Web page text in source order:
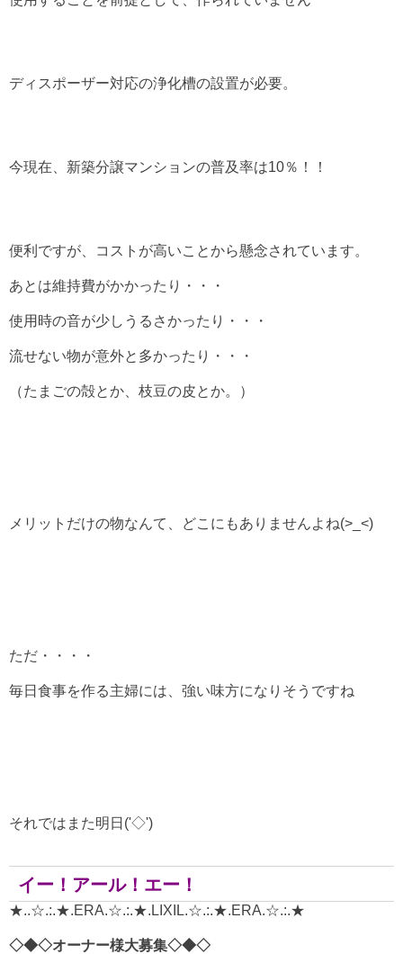
ディスポーザー対応の浄化槽の設置が必要。
今現在、新築分譲マンションの普及率は10％！！
便利ですが、コストが高いことから懸念されています。
あとは維持費がかかったり・・・
使用時の音が少しうるさかったり・・・
流せない物が意外と多かったり・・・
（たまごの殻とか、枝豆の皮とか。）
メリットだけの物なんて、どこにもありませんよね(>_<)
ただ・・・・
毎日食事を作る主婦には、強い味方になりそうですね
それではまた明日('◇')ゞ
イー！アール！エー！
★..☆.:.★.ERA.☆.:.★.LIXIL.☆.:.★.ERA.☆.:.★
◇◆◇オーナー様大募集◇◆◇